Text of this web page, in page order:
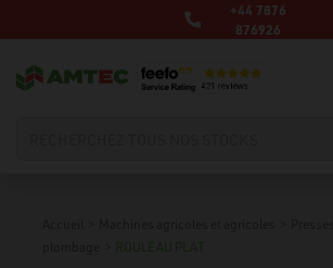
+44 7876
876926
ROULEAU PLAT